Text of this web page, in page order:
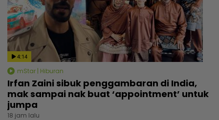
4:14
mStar | Hiburan
Irfan Zaini sibuk penggambaran di India,
mak sampai nak buat ‘appointment’ untuk
jumpa
18 jam lalu